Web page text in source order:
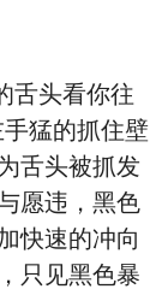
头看你往
猛的抓住壁
舌头被抓发
愿违，黑色
快速的冲向
只见黑色暴